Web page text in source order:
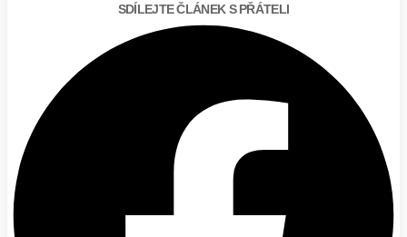
SDÍLEJTE ČLÁNEK S PŘÁTELI